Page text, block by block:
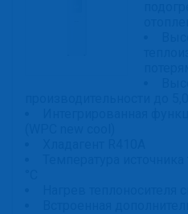
Интегрированная
Температура
Нагрев теплоносителя
Встроенная